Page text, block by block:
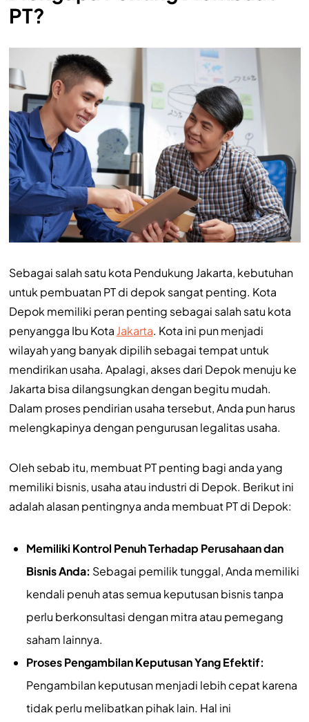
PT?
Sebagai salah satu kota Pendukung Jakarta, kebutuhan
untuk pembuatan PT di depok sangat penting. Kota
Depok memiliki peran penting sebagai salah satu kota
penyangga Ibu Kota Jakarta. Kota ini pun menjadi
wilayah yang banyak dipilih sebagai tempat untuk
mendirikan usaha. Apalagi, akses dari Depok menuju ke
Jakarta bisa dilangsungkan dengan begitu mudah.
Dalam proses pendirian usaha tersebut, Anda pun harus
melengkapinya dengan pengurusan legalitas usaha.
Oleh sebab itu, membuat PT penting bagi anda yang
memiliki bisnis, usaha atau industri di Depok. Berikut ini
adalah alasan pentingnya anda membuat PT di Depok:
Memiliki Kontrol Penuh Terhadap Perusahaan dan
Bisnis Anda: Sebagai pemilik tunggal, Anda memiliki
kendali penuh atas semua keputusan bisnis tanpa
perlu berkonsultasi dengan mitra atau pemegang
saham lainnya.
Proses Pengambilan Keputusan Yang Efektif:
Pengambilan keputusan menjadi lebih cepat karena
tidak perlu melibatkan pihak lain. Hal ini